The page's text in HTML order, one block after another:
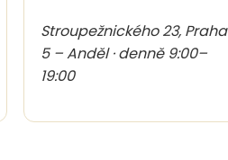
Stroupežnického 23, Praha
5 – Anděl · denně 9:00–
19:00